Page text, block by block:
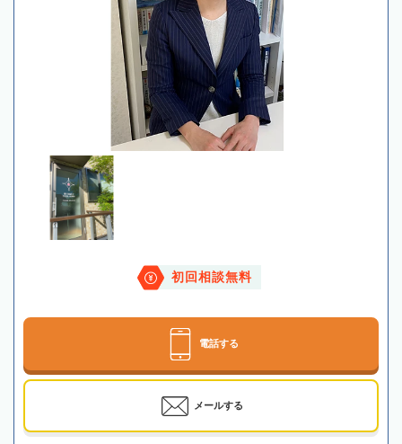
初回相談無料
電話する
メールする